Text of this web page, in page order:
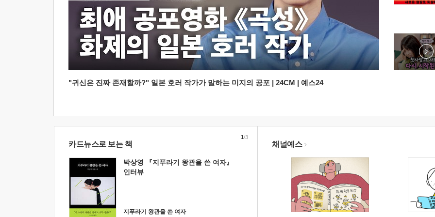
"귀신은 진짜 존재할까?" 일본 호러 작가가 말하는 미지의 공포 | 24CM | 예스24
카드뉴스로 보는 책
박상영 『지푸라기 왕관을 쓴 여자』
인터뷰
지푸라기 왕관을 쓴 여자
1/3
채널예스